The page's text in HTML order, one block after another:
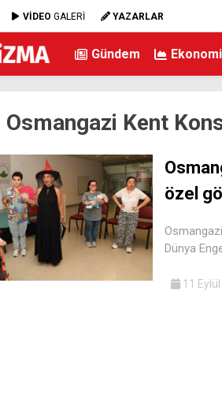
VİDEO GALERİ YAZARLAR
Gündem Ekonomi
Osmangazi Kent
özel
Dünya
11